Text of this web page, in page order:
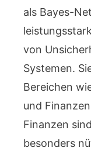
als Bayes-
von
Systemen.
Bereichen
und
Finanzen
besonders